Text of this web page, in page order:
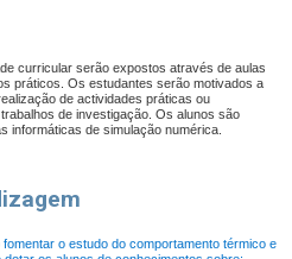
curricular serão expostos através de aulas
práticos. Os estudantes serão motivados a
de actividades práticas ou
de investigação. Os alunos são
informáticas de simulação numérica.
o estudo do comportamento térmico e